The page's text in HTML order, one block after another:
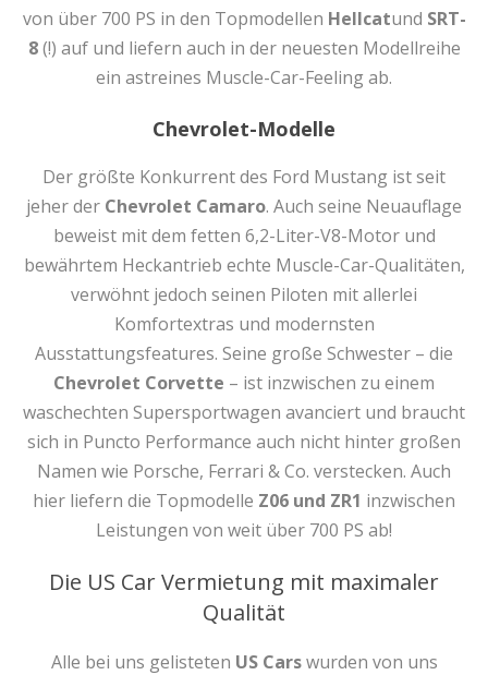
von über 700 PS in den Topmodellen Hellcatund SRT-
8(!) auf und liefern auch in der neuesten Modellreihe
ein astreines Muscle-Car-Feeling ab.
Chevrolet-Modelle
Der größte Konkurrent des Ford Mustang ist seit
jeher der Chevrolet Camaro. Auch seine Neuauflage
beweist mit dem fetten 6,2-Liter-V8-Motor und
bewährtem Heckantrieb echte Muscle-Car-Qualitäten,
verwöhnt jedoch seinen Piloten mit allerlei
Komfortextras und modernsten
Ausstattungsfeatures. Seine große Schwester – die
Chevrolet Corvette – ist inzwischen zu einem
waschechten Supersportwagen avanciert und braucht
sich in Puncto Performance auch nicht hinter großen
Namen wie Porsche, Ferrari & Co. verstecken. Auch
hier liefern die Topmodelle Z06 und ZR1 inzwischen
Leistungen von weit über 700 PS ab!
Die US Car Vermietung mit maximaler
Qualität
Alle bei uns gelisteten US Carswurden von uns